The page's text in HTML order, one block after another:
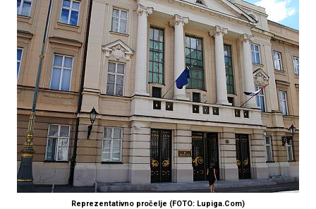
Reprezentativno pročelje (FOTO: Lupiga.Com)